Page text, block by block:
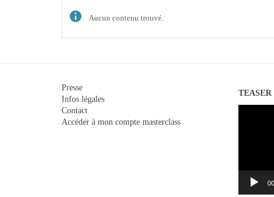
Aucun contenu trouvé.
Presse
Infos légales
Contact
Accéder à mon compte masterclass
TEASER